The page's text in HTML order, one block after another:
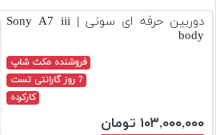
دوم
دوربین
دوربین حرفه ای سونی | Sony A7 iii
body
فروشنده مکث شاپ
7 روز گارانتی تست
کارکرده
۱۰۳,۰۰۰,۰۰۰ تومان